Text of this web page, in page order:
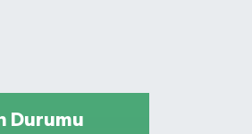
Durumu